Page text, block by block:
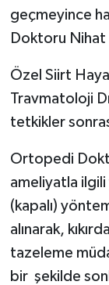
geçmeyince
Doktoru Nihat
Özel Siirt
Travmatoloji
tetkikler
Ortopedi
ameliyatla ilgili
(kapalı)
alınarak,
tazeleme
bir şekilde